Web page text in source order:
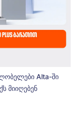
Alta-ში
მიიღებენ